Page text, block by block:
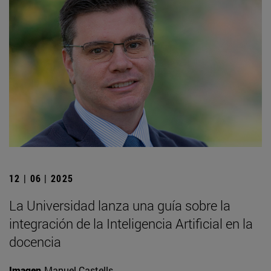
12 | 06 | 2025
La Universidad lanza una guía sobre la
integración de la Inteligencia Artificial en la
docencia